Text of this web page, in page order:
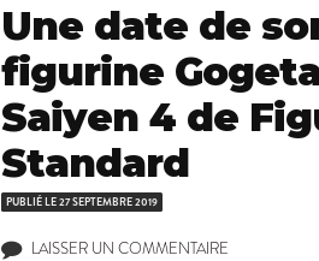
Une date de
figurine
Saiyen 4 de
Standard
PUBLIÉ LE27 SEPTEMBRE 2019
LAISSER UN COMMENTAIRE